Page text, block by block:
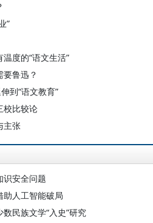
”
度的“语文生活”
鲁迅？
到“语文教育”
校比较论
主张
识安全问题
助人工智能破局
民族文学“入史”研究